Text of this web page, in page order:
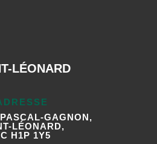
LÉONARD
GAGNON,
LÉONARD,
H1P 1Y5